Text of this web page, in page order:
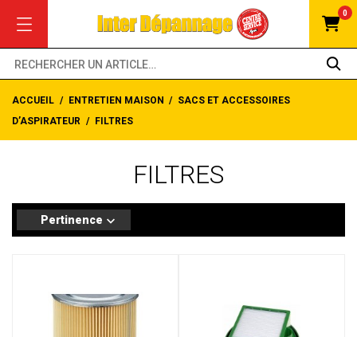
0
ACCUEIL ENTRETIEN MAISON
SACS ET ACCESSOIRES
D’ASPIRATEUR
FILTRES
FILTRES
Pertinence 